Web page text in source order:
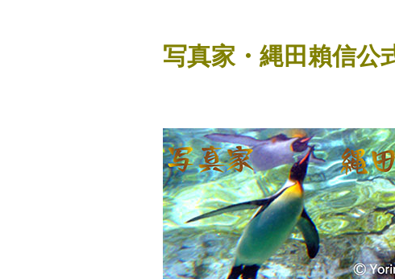
テ
ン
ッ
プ
写真家・縄田賴信公